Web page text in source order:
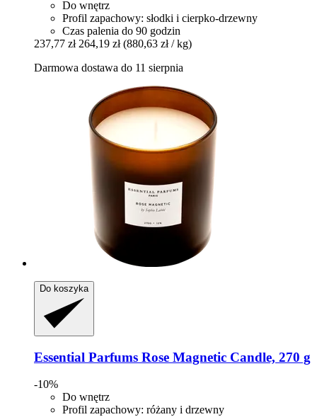
Do wnętrz
Profil zapachowy: słodki i cierpko-drzewny
Czas palenia do 90 godzin
237,77 zł 264,19 zł (880,63 zł / kg)
Darmowa dostawa do 11 sierpnia
Do koszyka
Essential Parfums Rose Magnetic Candle, 270 g
-10%
Do wnętrz
Profil zapachowy: różany i drzewny